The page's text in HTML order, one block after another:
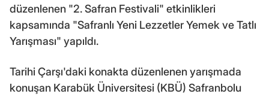
düzenlenen "2. Safran Festivali" etkinlikleri
kapsamında "Safranlı Yeni Lezzetler Yemek ve Tatlı
Yarışması" yapıldı.
Tarihi Çarşı'daki konakta düzenlenen yarışmada
konuşan Karabük Üniversitesi (KBÜ) Safranbolu